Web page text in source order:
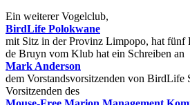
Ein weiterer Vogelclub,
BirdLife Polokwane
mit Sitz in der Provinz Limpopo, hat fünf
de Bruyn vom Klub hat ein Schreiben an
Mark Anderson
dem Vorstandsvorsitzenden von BirdLife
Vorsitzenden des